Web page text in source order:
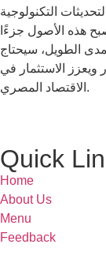
التكنولوجية
هذه الأصول جزءًا
الطويل، سيحتاج
ويعزز الاستثمار في
الاقتصاد المصري.
Quick
Home
About Us
Menu
Feedback